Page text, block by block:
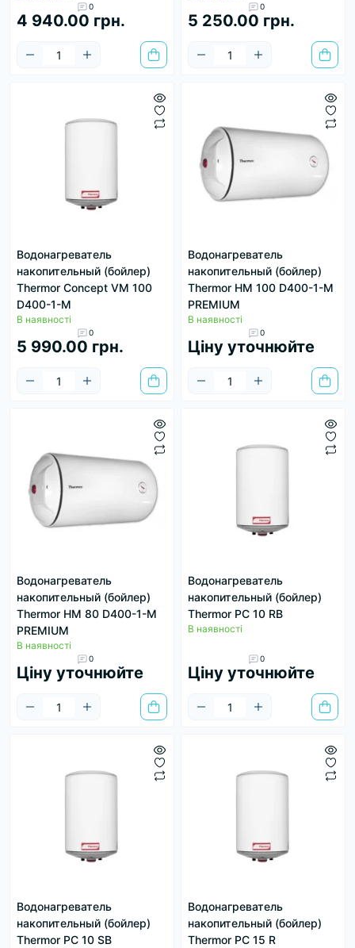
0
4 940.00 грн.
0
5 250.00 грн.
Водонагреватель
накопительный (бойлер)
Thermor Concept VM 100
D400-1-M
В наявності
0
5 990.00 грн.
Водонагреватель
накопительный (бойлер)
Thermor HM 100 D400-1-M
PREMIUM
В наявності
0
Ціну уточнюйте
Водонагреватель
накопительный (бойлер)
Thermor HM 80 D400-1-M
PREMIUM
В наявності
0
Ціну уточнюйте
Водонагреватель
накопительный (бойлер)
Thermor PC 10 RB
В наявності
0
Ціну уточнюйте
Водонагреватель
накопительный (бойлер)
Thermor PC 10 SB
Водонагреватель
накопительный (бойлер)
Thermor PC 15 R